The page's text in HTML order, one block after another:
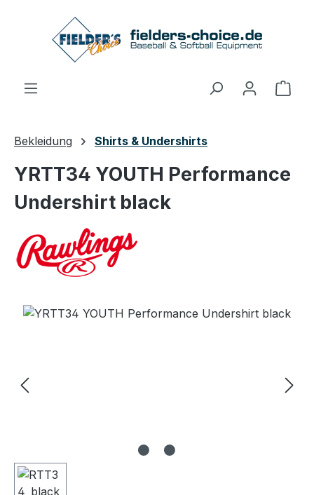
Zum Hauptinhalt springen
Bekleidung Shirts & Undershirts
YRTT34 YOUTH Performance
Undershirt black
Bildergalerie überspringen